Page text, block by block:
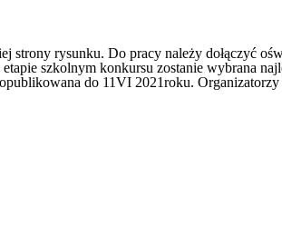
strony rysunku. Do pracy należy dołączyć
szkolnym konkursu zostanie wybrana
do 11VI 2021roku.